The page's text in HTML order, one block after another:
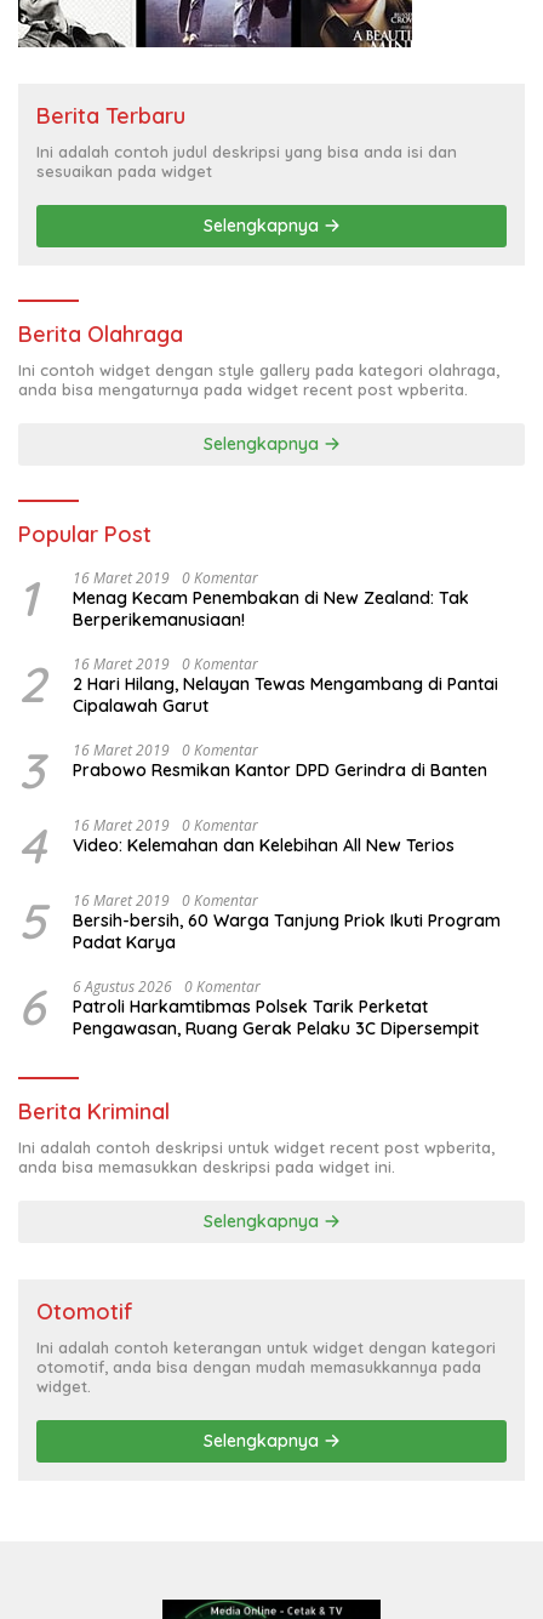
Berita Terbaru
Ini adalah contoh judul deskripsi yang bisa anda isi dan
sesuaikan pada widget
Selengkapnya
Berita Olahraga
Ini contoh widget dengan style gallery pada kategori olahraga,
anda bisa mengaturnya pada widget recent post wpberita.
Selengkapnya
Popular Post
1 16 Maret 2019 0 Komentar
Menag Kecam Penembakan di New Zealand: Tak
Berperikemanusiaan!
2 16 Maret 2019 0 Komentar
2 Hari Hilang, Nelayan Tewas Mengambang di Pantai
Cipalawah Garut
3 16 Maret 2019 0 Komentar
Prabowo Resmikan Kantor DPD Gerindra di Banten
4 16 Maret 2019 0 Komentar
Video: Kelemahan dan Kelebihan All New Terios
5 16 Maret 2019 0 Komentar
Bersih-bersih, 60 Warga Tanjung Priok Ikuti Program
Padat Karya
6 6 Agustus 2026 0 Komentar
Patroli Harkamtibmas Polsek Tarik Perketat
Pengawasan, Ruang Gerak Pelaku 3C Dipersempit
Berita Kriminal
Ini adalah contoh deskripsi untuk widget recent post wpberita,
anda bisa memasukkan deskripsi pada widget ini.
Selengkapnya
Otomotif
Ini adalah contoh keterangan untuk widget dengan kategori
otomotif, anda bisa dengan mudah memasukkannya pada
widget.
Selengkapnya